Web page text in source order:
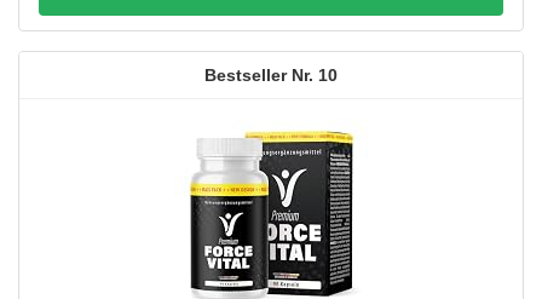
10